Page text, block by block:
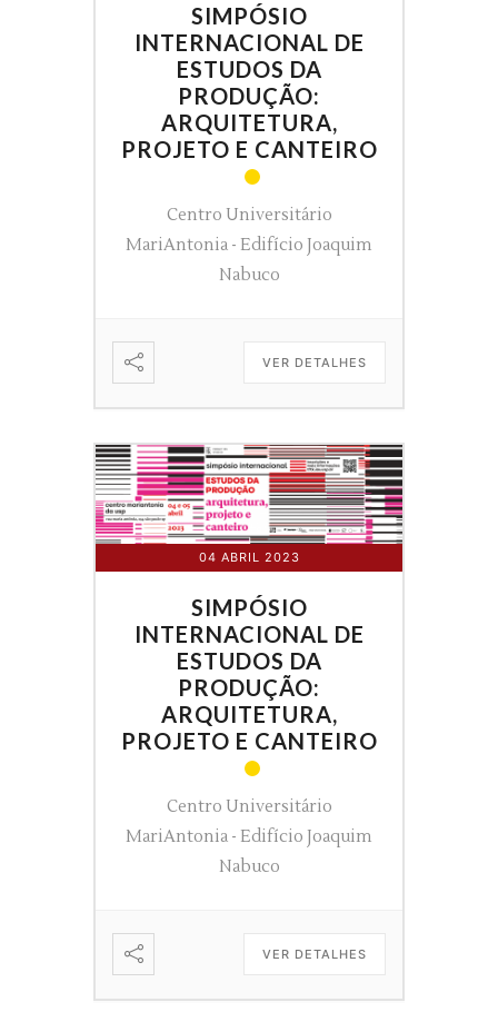
SIMPÓSIO
INTERNACIONAL DE
ESTUDOS DA
PRODUÇÃO:
ARQUITETURA,
PROJETO E CANTEIRO
Centro Universitário
MariAntonia - Edifício Joaquim
Nabuco
VER DETALHES
04 ABRIL 2023
SIMPÓSIO
INTERNACIONAL DE
ESTUDOS DA
PRODUÇÃO:
ARQUITETURA,
PROJETO E CANTEIRO
Centro Universitário
MariAntonia - Edifício Joaquim
Nabuco
VER DETALHES